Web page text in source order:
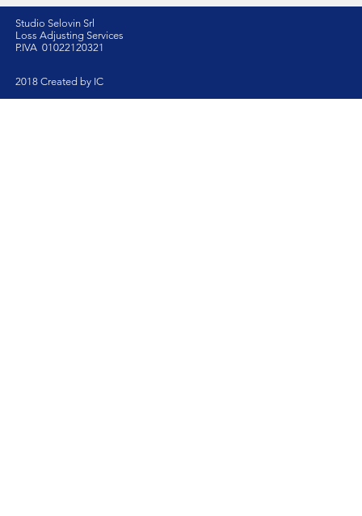
Studio Selovin Srl
Loss Adjusting Services
P.IVA 01022120321
2018 Created by IC